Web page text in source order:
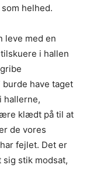
helhed.
leve med en
i hallen
have taget
hallerne,
klædt på til at
de vores
fejlet. Det er
stik modsat,